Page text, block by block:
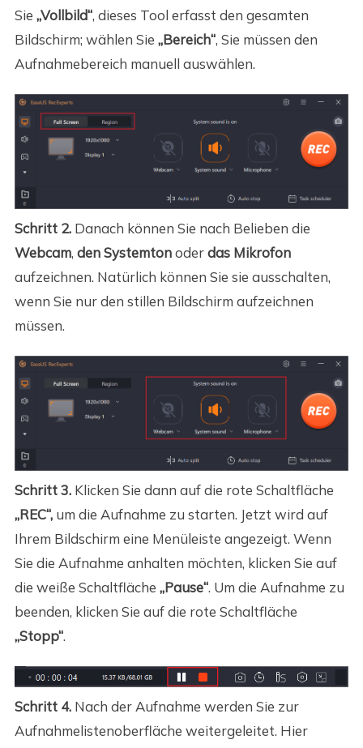
Sie „Vollbild“, dieses Tool erfasst den gesamten
Bildschirm; wählen Sie „Bereich“, Sie müssen den
Aufnahmebereich manuell auswählen.
Schritt 2.Danach können Sie nach Belieben die
Webcam, den Systemtonoderdas Mikrofon
aufzeichnen. Natürlich können Sie sie ausschalten,
wenn Sie nur den stillen Bildschirm aufzeichnen
müssen.
Schritt 3.Klicken Sie dann auf die rote Schaltfläche
„REC“,um die Aufnahme zu starten. Jetzt wird auf
Ihrem Bildschirm eine Menüleiste angezeigt. Wenn
Sie die Aufnahme anhalten möchten, klicken Sie auf
die weiße Schaltfläche „Pause“. Um die Aufnahme zu
beenden, klicken Sie auf die rote Schaltfläche
„Stopp“.
Schritt 4.Nach der Aufnahme werden Sie zur
Aufnahmelistenoberfläche weitergeleitet. Hier